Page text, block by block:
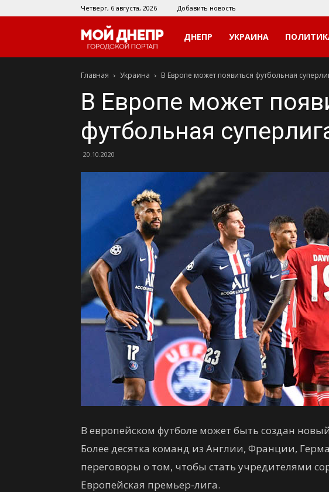
Четверг, 6 августа, 2026 Добавить новость
Мой
Днепр
ДНЕПР УКРАИНА
Главная Украина В Европе может появиться футбольная
В Европе может
футбольная
20.10.2020
В европейском футболе может быть создан
Более десятка команд из Англии, Франции,
переговоры о том, чтобы стать учредителями
Европейская премьер-лига.